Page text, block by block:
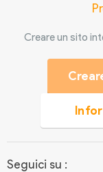
Creare un sito
Seguici su :